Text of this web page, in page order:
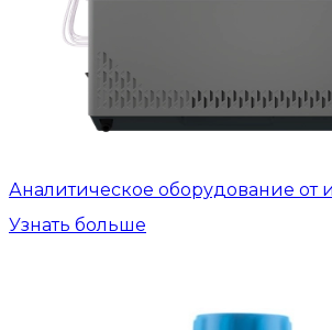
Аналитическое оборудование от
Узнать больше